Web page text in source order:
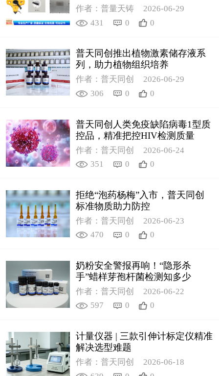
作者：普量天铸
2026-06-29
431
0 0
普天同创推出植物激素储存液系
列，助力植物组织培养
作者：普天同创
2026-06-29
306
0 0
普天同创人类免疫缺陷病毒1型质
控品，精准把控HIV检测质量
作者：普天同创
2026-06-24
351
0 0
拒绝“泡药杨梅”入市，普天同创
标准物质助力防控
作者：普天同创
2026-06-23
470
0 0
奶粉安全警报再响！“隐形杀
手”蜡样芽孢杆菌检测知多少
作者：普天同创
2026-06-22
597
0 0
计量仪器 | 三款引伸计标定仪精准
解决选型难题
作者：普天同创
2026-06-18